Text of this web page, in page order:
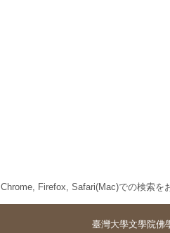
Chrome, Firefox, Safari(Mac)での検索を
臺灣大學文學院佛